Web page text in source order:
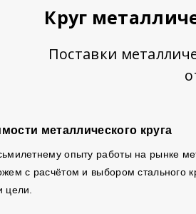
Круг
Поставки
металлического круга
опыту работы на рынке
с расчётом и выбором стального
цели.